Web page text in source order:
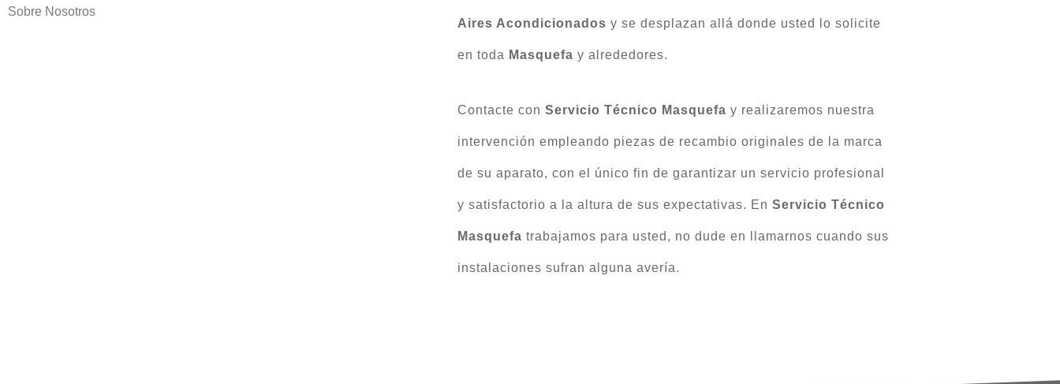
Sobre Nosotros
Aires Acondicionados y se desplazan allá donde usted lo solicite
en toda Masquefa y alrededores.
Contacte con Servicio Técnico Masquefa y realizaremos nuestra
intervención empleando piezas de recambio originales de la marca
de su aparato, con el único fin de garantizar un servicio profesional
y satisfactorio a la altura de sus expectativas. En Servicio Técnico
Masquefa trabajamos para usted, no dude en llamarnos cuando sus
instalaciones sufran alguna avería.